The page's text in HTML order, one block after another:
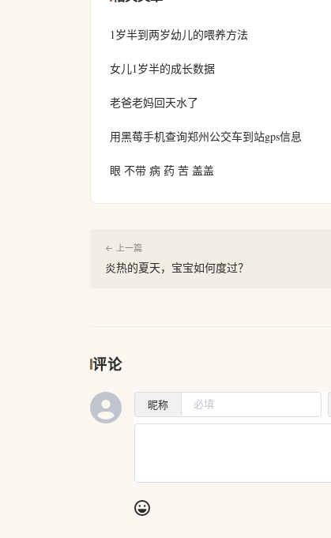
1岁半到两岁幼儿的喂养方法
女儿1岁半的成长数据
老爸老妈回天水了
用黑莓手机查询郑州公交车到站gps信息
眼 不带 病 药 苦 盖盖
← 上一篇
炎热的夏天，宝宝如何度过？
评论
昵称